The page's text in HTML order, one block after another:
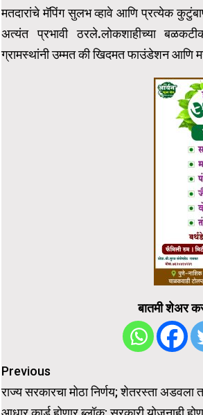
मतदारांचे मॅपिंग सुलभ व्हावे आणि प्रत्येक
अत्यंत प्रभावी ठरले.लोकशाहीच्या
ग्रामस्थांनी उम्मत की खिदमत फाउंडेशन
बातमी शेअर
Post
navigation
Previous
राज्य सरकारचा मोठा निर्णय; शेतरस्ता अडवला